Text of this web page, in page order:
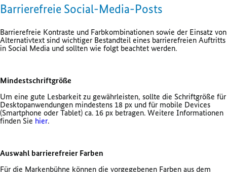
Barrierefreie Social-Media-Posts
Barrierefreie Kontraste und Farbkombinationen sowie der Einsatz von
Alternativtext sind wichtiger Bestandteil eines barrierefreien Auftritts
in Social Media und sollten wie folgt beachtet werden.
Mindestschriftgröße
Um eine gute Lesbarkeit zu gewährleisten, sollte die Schriftgröße für
Desktopanwendungen mindestens 18 px und für mobile Devices
(Smartphone oder Tablet) ca. 16 px betragen. Weitere Informationen
finden Sie hier.
Auswahl barrierefreier Farben
Für die Markenbühne können die vorgegebenen Farben aus dem